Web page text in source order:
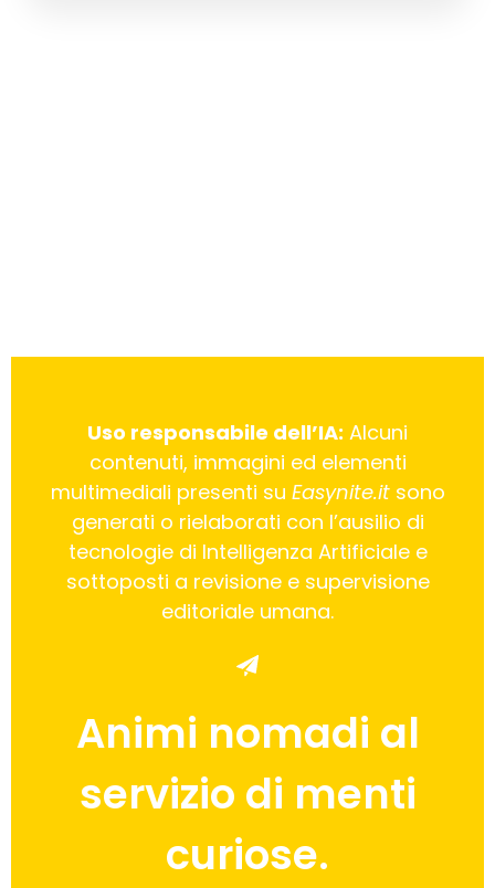
Uso responsabile dell’IA: Alcuni
contenuti, immagini ed elementi
multimediali presenti su Easynite.itsono
generati o rielaborati con l’ausilio di
tecnologie di Intelligenza Artificiale e
sottoposti a revisione e supervisione
editoriale umana.
Animi nomadi al
servizio di menti
curiose.